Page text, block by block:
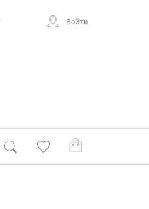
Войти